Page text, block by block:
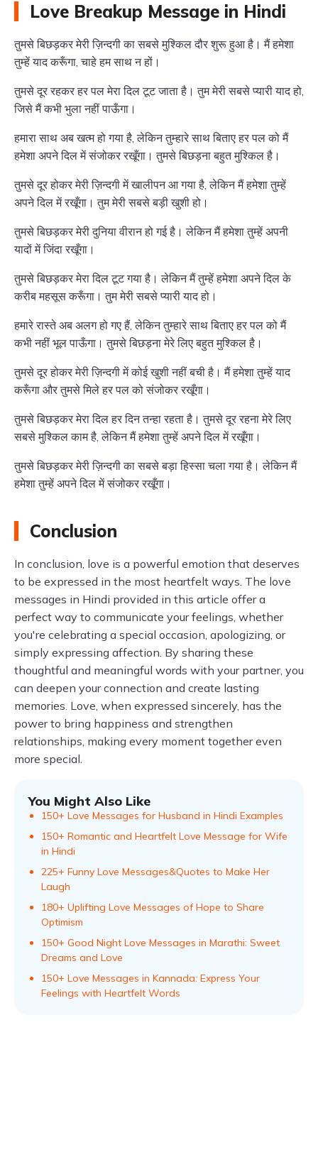
Love Breakup Message in Hindi
तुमसे बिछड़कर मेरी ज़िन्दगी का सबसे मुश्किल दौर शुरू हुआ है। मैं हमेशा
तुम्हें याद करूँगा, चाहे हम साथ न हों।
तुमसे दूर रहकर हर पल मेरा दिल टूट जाता है। तुम मेरी सबसे प्यारी याद हो,
जिसे मैं कभी भुला नहीं पाऊँगा।
हमारा साथ अब खत्म हो गया है, लेकिन तुम्हारे साथ बिताए हर पल को मैं
हमेशा अपने दिल में संजोकर रखूँगा। तुमसे बिछड़ना बहुत मुश्किल है।
तुमसे दूर होकर मेरी ज़िन्दगी में खालीपन आ गया है, लेकिन मैं हमेशा तुम्हें
अपने दिल में रखूँगा। तुम मेरी सबसे बड़ी खुशी हो।
तुमसे बिछड़कर मेरी दुनिया वीरान हो गई है। लेकिन मैं हमेशा तुम्हें अपनी
यादों में जिंदा रखूँगा।
तुमसे बिछड़कर मेरा दिल टूट गया है। लेकिन मैं तुम्हें हमेशा अपने दिल के
करीब महसूस करूँगा। तुम मेरी सबसे प्यारी याद हो।
हमारे रास्ते अब अलग हो गए हैं, लेकिन तुम्हारे साथ बिताए हर पल को मैं
कभी नहीं भूल पाऊँगा। तुमसे बिछड़ना मेरे लिए बहुत मुश्किल है।
तुमसे दूर होकर मेरी ज़िन्दगी में कोई खुशी नहीं बची है। मैं हमेशा तुम्हें याद
करूँगा और तुमसे मिले हर पल को संजोकर रखूँगा।
तुमसे बिछड़कर मेरा दिल हर दिन तन्हा रहता है। तुमसे दूर रहना मेरे लिए
सबसे मुश्किल काम है, लेकिन मैं हमेशा तुम्हें अपने दिल में रखूँगा।
तुमसे बिछड़कर मेरी ज़िन्दगी का सबसे बड़ा हिस्सा चला गया है। लेकिन मैं
हमेशा तुम्हें अपने दिल में संजोकर रखूँगा।
Conclusion
In conclusion, love is a powerful emotion that deserves
to be expressed in the most heartfelt ways. The love
messages in Hindi provided in this article offer a
perfect way to communicate your feelings, whether
you're celebrating a special occasion, apologizing, or
simply expressing affection. By sharing these
thoughtful and meaningful words with your partner, you
can deepen your connection and create lasting
memories. Love, when expressed sincerely, has the
power to bring happiness and strengthen
relationships, making every moment together even
more special.
You Might Also Like
150+ Love Messages for Husband in Hindi Examples
150+ Romantic and Heartfelt Love Message for Wife
in Hindi
225+ Funny Love Messages&Quotes to Make Her
Laugh
180+ Uplifting Love Messages of Hope to Share
Optimism
150+ Good Night Love Messages in Marathi: Sweet
Dreams and Love
150+ Love Messages in Kannada: Express Your
Feelings with Heartfelt Words